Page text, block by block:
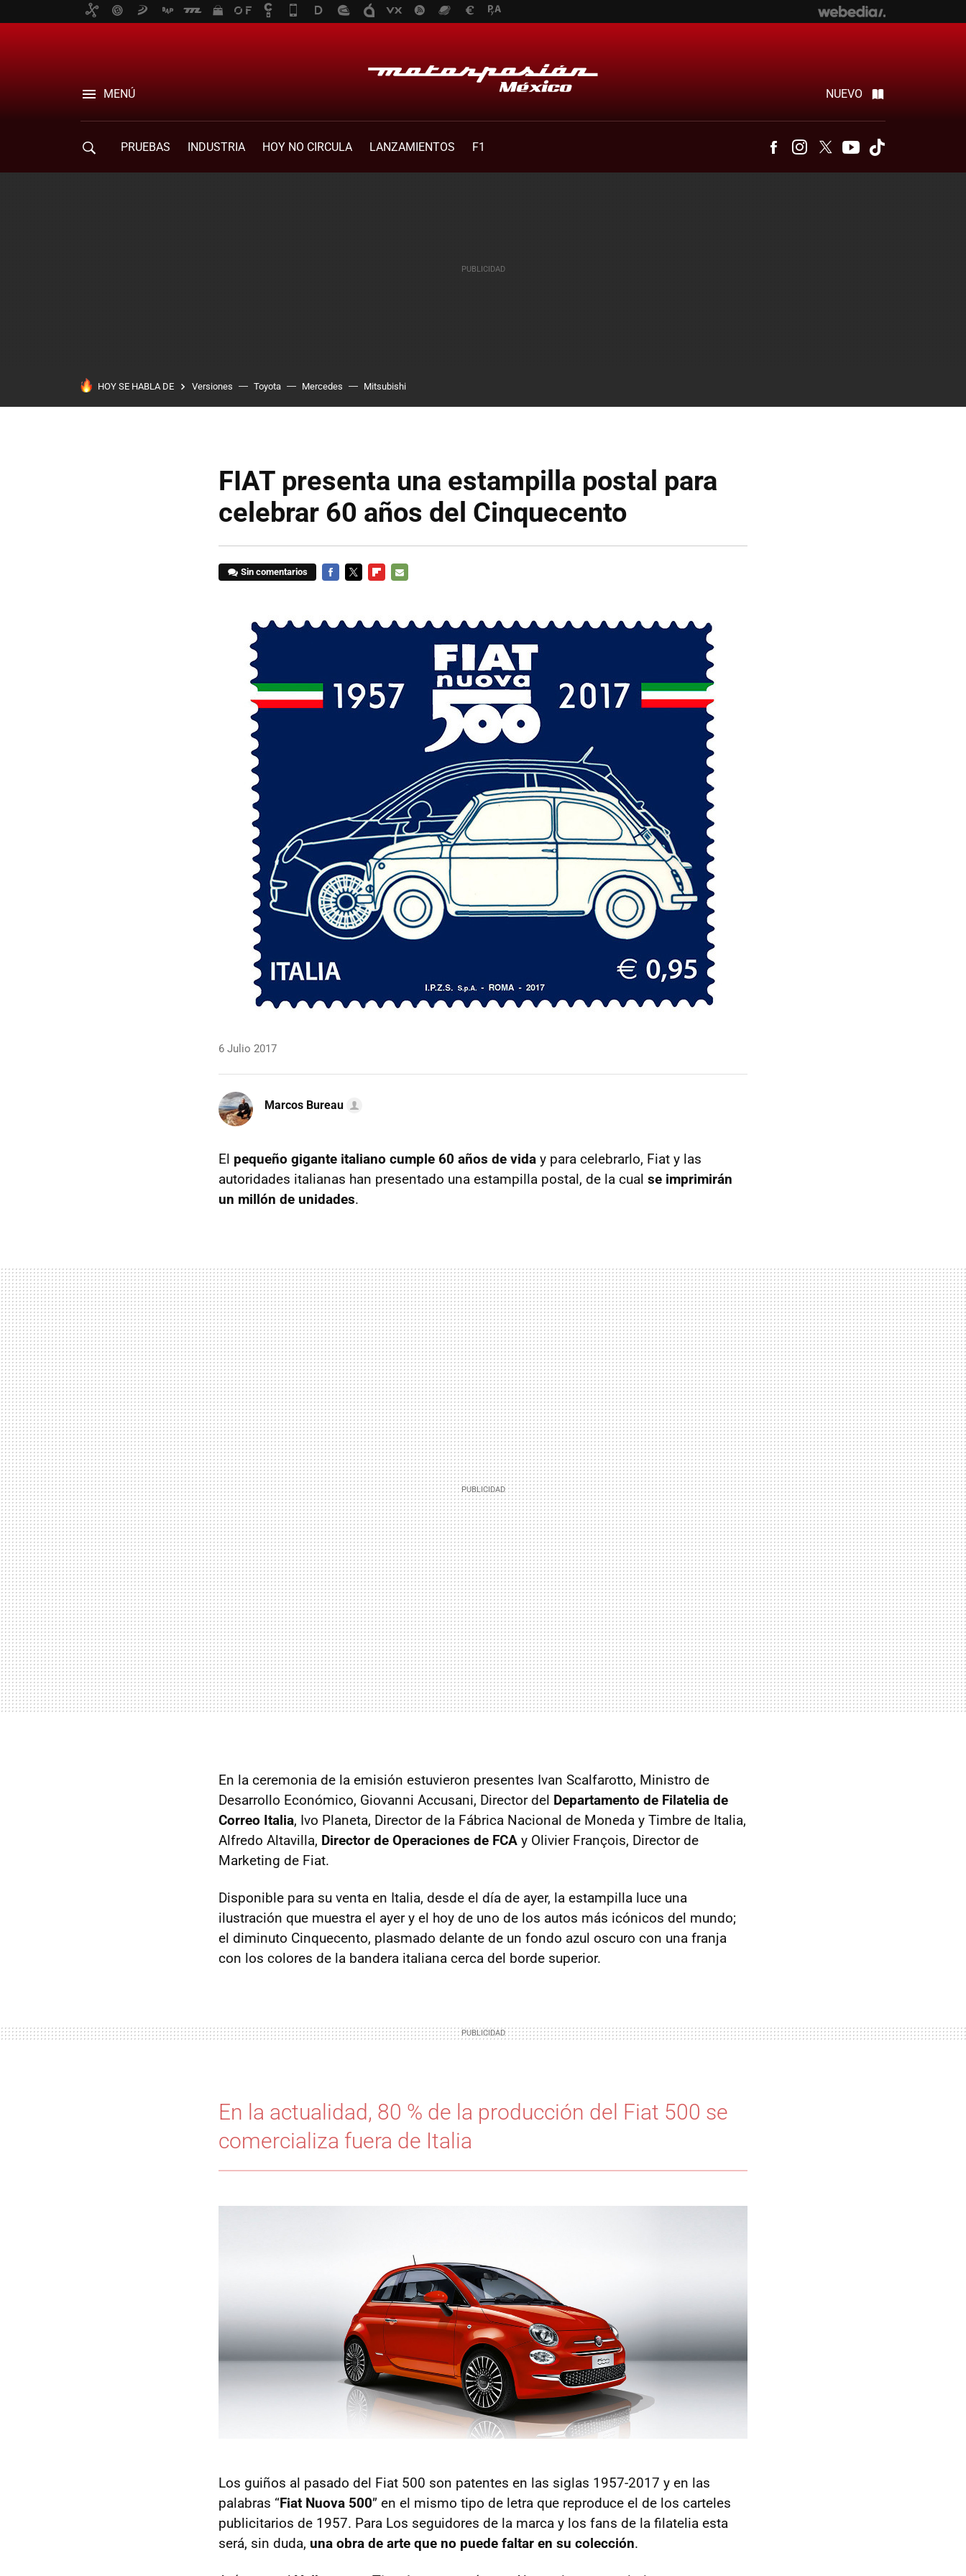
MENÚ NUEVO
PRUEBAS INDUSTRIA HOY NO CIRCULA LANZAMIENTOS F1 FacebookInstagram
Twitter Youtube
HOY SE HABLA DE Versiones Toyota Mercedes Mitsubishi
FIAT presenta una estampilla postal para
celebrar 60 años del Cinquecento
Sin comentarios
6 Julio 2017
Marcos Bureau
El pequeño gigante italiano cumple 60 años de vida y para celebrarlo, Fiat y las
autoridades italianas han presentado una estampilla postal, de la cual se imprimirán
un millón de unidades.
En la ceremonia de la emisión estuvieron presentes Ivan Scalfarotto, Ministro de
Desarrollo Económico, Giovanni Accusani, Director del Departamento de Filatelia de
Correo Italia, Ivo Planeta, Director de la Fábrica Nacional de Moneda y Timbre de Italia,
Alfredo Altavilla, Director de Operaciones de FCA y Olivier François, Director de
Marketing de Fiat.
Disponible para su venta en Italia, desde el día de ayer, la estampilla luce una
ilustración que muestra el ayer y el hoy de uno de los autos más icónicos del mundo;
el diminuto Cinquecento, plasmado delante de un fondo azul oscuro con una franja
con los colores de la bandera italiana cerca del borde superior.
En la actualidad, 80 % de la producción del Fiat 500 se
comercializa fuera de Italia
Los guiños al pasado del Fiat 500 son patentes en las siglas 1957-2017 y en las
palabras “Fiat Nuova 500” en el mismo tipo de letra que reproduce el de los carteles
publicitarios de 1957. Para Los seguidores de la marca y los fans de la filatelia esta
será, sin duda, una obra de arte que no puede faltar en su colección.